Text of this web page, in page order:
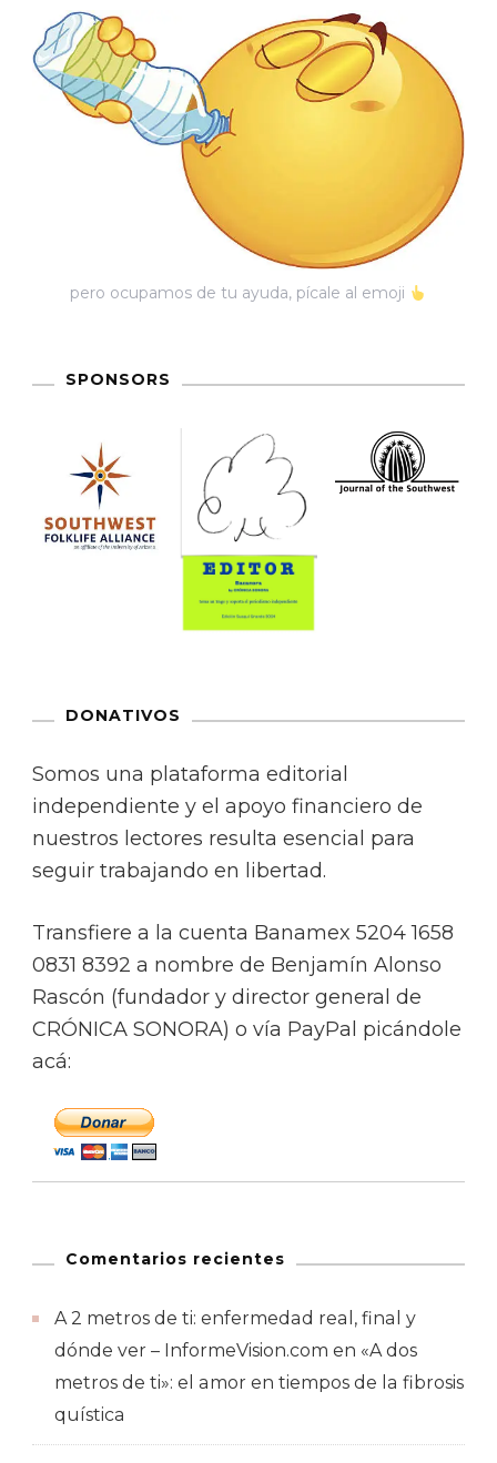
pero ocupamos de tu ayuda, pícale al emoji
SPONSORS
DONATIVOS
Somos una plataforma editorial
independiente y el apoyo financiero de
nuestros lectores resulta esencial para
seguir trabajando en libertad.
Transfiere a la cuenta Banamex 5204 1658
0831 8392 a nombre de Benjamín Alonso
Rascón (fundador y director general de
CRÓNICA SONORA) o vía PayPal picándole
acá:
Comentarios recientes
A 2 metros de ti: enfermedad real, final y
dónde ver – InformeVision.com en «A dos
metros de ti»: el amor en tiempos de la fibrosis
quística